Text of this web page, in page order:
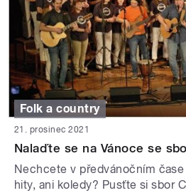
Folk a country
21. prosinec 2021
Nalaďte se na Vánoce se
Nechcete v předvánočním
hity, ani koledy? Pusťte si sbor